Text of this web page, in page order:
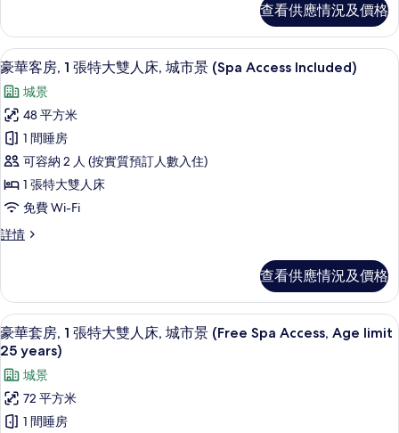
1
child)
的
相
片
extra
bed
(for
child)
詳
情
查看供應情況及價格
載
入
所
有
豪
華
客
房,
1
特
大
雙
人
床,
城
市
豪華客房, 1 張特大雙人床, 城市景
10
豪華客房, 1 張特大雙人床, 城市景 (Spa Access Included)
城景
48 平方米
1 間睡房
可容納 2 人 (按實質預訂人數入住)
1 張特大雙人床
免費 Wi-Fi
詳情
豪
1
張
特
大
人
床,
城
市
查看供應情況及價格
載
入
所
有
豪
豪華套房, 1 張特大雙人床, 城市景
12
豪華套房, 1 張特大雙人床, 城市景 (Free Spa Access, Age limit
25 years)
城景
72 平方米
1 間睡房